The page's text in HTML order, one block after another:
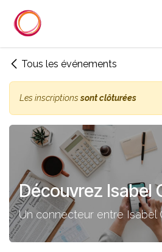
Tous les événements
Les inscriptionssont clôturées
Découvrez Isabel
Un connecteur entre Isabel